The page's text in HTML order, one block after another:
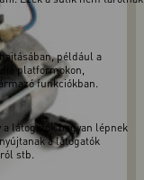
például a
platformokon,
funkciókban.
látogatók hogyan lépnek
a látogatók
stb.